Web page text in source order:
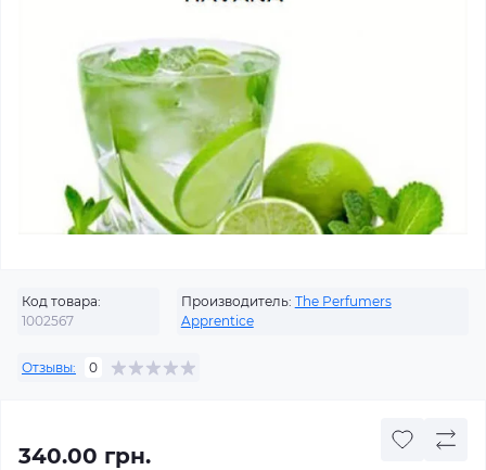
Код товара:
1002567
Производитель: The Perfumers
Apprentice
Отзывы: 0
340.00 грн.